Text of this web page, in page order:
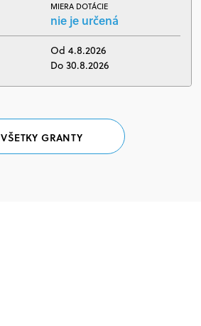
MIERA DOTÁCIE
nie je určená
Od 4.8.2026
Do 30.8.2026
VŠETKY GRANTY